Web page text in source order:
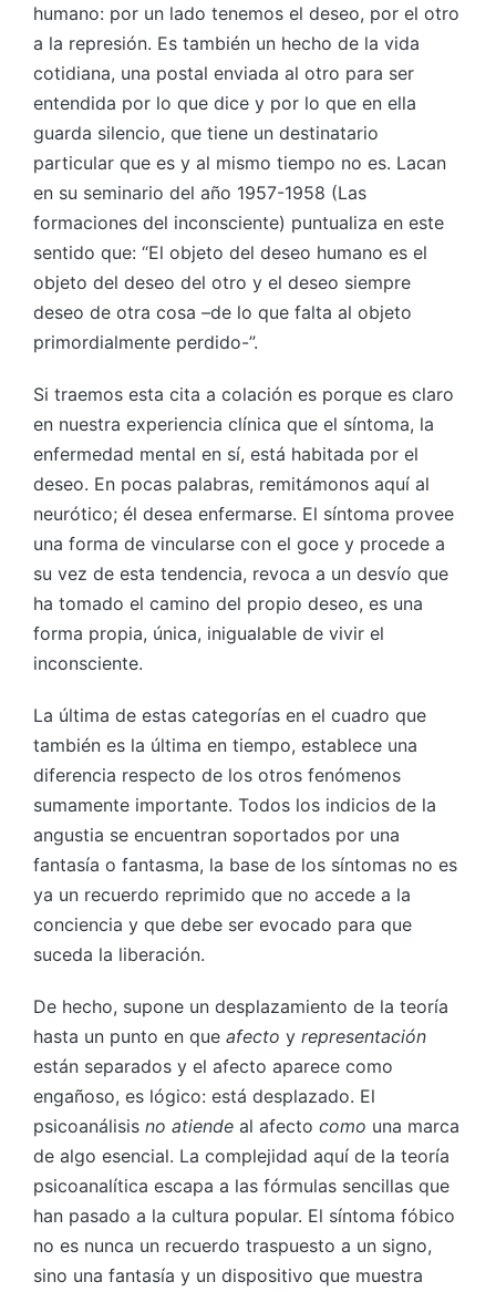
humano: por un lado tenemos el deseo, por el otro
a la represión. Es también un hecho de la vida
cotidiana, una postal enviada al otro para ser
entendida por lo que dice y por lo que en ella
guarda silencio, que tiene un destinatario
particular que es y al mismo tiempo no es. Lacan
en su seminario del año 1957-1958 (Las
formaciones del inconsciente) puntualiza en este
sentido que: “El objeto del deseo humano es el
objeto del deseo del otro y el deseo siempre
deseo de otra cosa –de lo que falta al objeto
primordialmente perdido-”.
Si traemos esta cita a colación es porque es claro
en nuestra experiencia clínica que el síntoma, la
enfermedad mental en sí, está habitada por el
deseo. En pocas palabras, remitámonos aquí al
neurótico; él desea enfermarse. El síntoma provee
una forma de vincularse con el goce y procede a
su vez de esta tendencia, revoca a un desvío que
ha tomado el camino del propio deseo, es una
forma propia, única, inigualable de vivir el
inconsciente.
La última de estas categorías en el cuadro que
también es la última en tiempo, establece una
diferencia respecto de los otros fenómenos
sumamente importante. Todos los indicios de la
angustia se encuentran soportados por una
fantasía o fantasma, la base de los síntomas no es
ya un recuerdo reprimido que no accede a la
conciencia y que debe ser evocado para que
suceda la liberación.
De hecho, supone un desplazamiento de la teoría
hasta un punto en que afecto y representación
están separados y el afecto aparece como
engañoso, es lógico: está desplazado. El
psicoanálisis no atiende al afecto como una marca
de algo esencial. La complejidad aquí de la teoría
psicoanalítica escapa a las fórmulas sencillas que
han pasado a la cultura popular. El síntoma fóbico
no es nunca un recuerdo traspuesto a un signo,
sino una fantasía y un dispositivo que muestra